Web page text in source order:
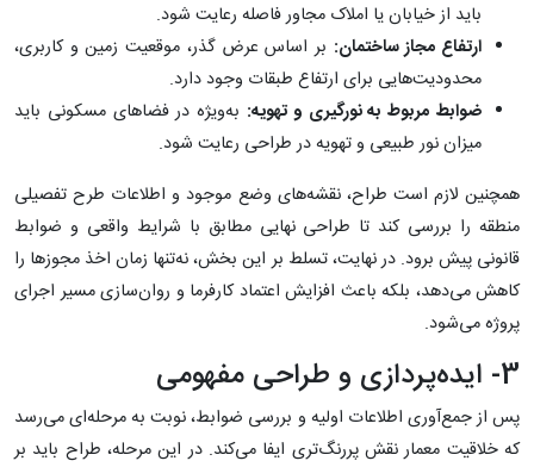
باید از خیابان یا املاک مجاور فاصله رعایت شود.
ارتفاع مجاز ساختمان: بر اساس عرض گذر، موقعیت زمین و کاربری،
محدودیت‌هایی برای ارتفاع طبقات وجود دارد.
ضوابط مربوط به نورگیری و تهویه: به‌ویژه در فضاهای مسکونی باید
میزان نور طبیعی و تهویه در طراحی رعایت شود.
همچنین لازم است طراح، نقشه‌های وضع موجود و اطلاعات طرح تفصیلی
منطقه را بررسی کند تا طراحی نهایی مطابق با شرایط واقعی و ضوابط
قانونی پیش برود. در نهایت، تسلط بر این بخش، نه‌تنها زمان اخذ مجوزها را
کاهش می‌دهد، بلکه باعث افزایش اعتماد کارفرما و روان‌سازی مسیر اجرای
پروژه می‌شود.
3- ایده‌پردازی و طراحی مفهومی
پس از جمع‌آوری اطلاعات اولیه و بررسی ضوابط، نوبت به مرحله‌ای می‌رسد
که خلاقیت معمار نقش پررنگ‌تری ایفا می‌کند. در این مرحله، طراح باید بر